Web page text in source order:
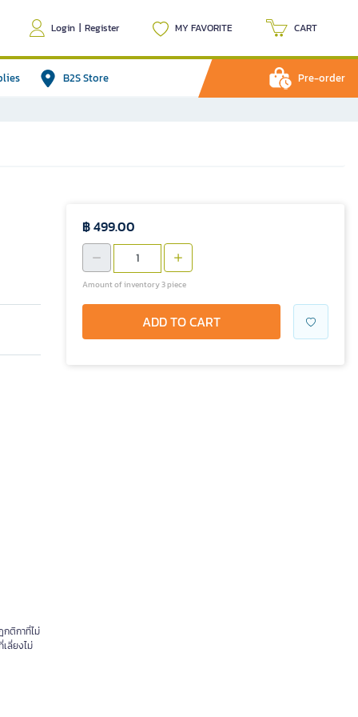
Login | Register MY FAVORITE CART
B2S Store Pre-order
กติกาที่ไม่
ลี่ยงไม่
฿ 499.00
Amount of inventory 3 piece
ADD TO CART